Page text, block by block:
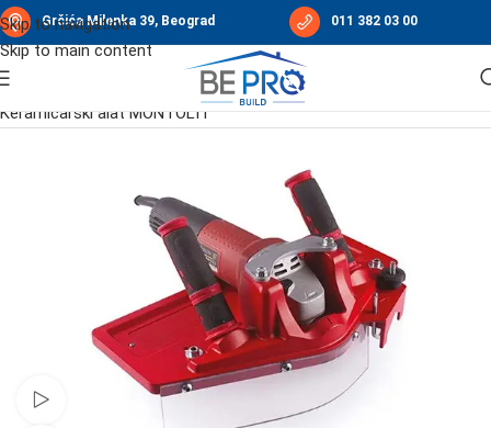
Skip to navigation
Skip to main content
Grčića Milenka 39, Beograd 011 382 03 00
Početna Ručni alati i merni instrumenti/
Keramičarski alat MONTOLIT
Pogledajte video